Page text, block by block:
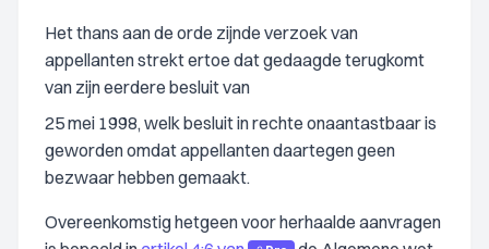
Het thans aan de orde zijnde verzoek van
appellanten strekt ertoe dat gedaagde terugkomt
van zijn eerdere besluit van
25 mei 1998, welk besluit in rechte onaantastbaar is
geworden omdat appellanten daartegen geen
bezwaar hebben gemaakt.
Overeenkomstig hetgeen voor herhaalde aanvragen